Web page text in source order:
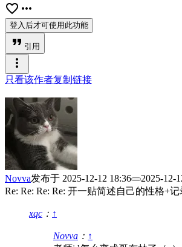
favorite_border more_horiz
登入后才可使用此功能
format_quote 引用
more_vert
只看该作者复制链接
Novva发布于 2025-12-12 18:36
2025-12-
Re: Re: Re: Re: 开一贴简述自己的性格+
xqc ： ↑
Novva ： ↑